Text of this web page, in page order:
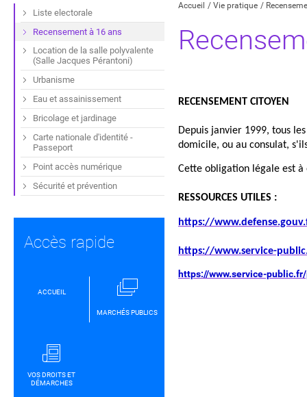
Accueil Vie pratique
RECENSEMENT CITOYEN
Depuis janvier 1999, tous
domicile, ou au consulat,
Cette obligation légale est
RESSOURCES UTILES :
https://
https://www.service-
https://www.service-
Liste electorale
Recensement à 16 ans
Location de la salle polyvalente
(Salle Jacques Pérantoni)
Urbanisme
Eau et assainissement
Bricolage et jardinage
Carte nationale d'identité -
Passeport
Point accès numérique
Sécurité et prévention
Accès rapide
ACCUEIL
MARCHÉS PUBLICS
VOS DROITS ET
DÉMARCHES